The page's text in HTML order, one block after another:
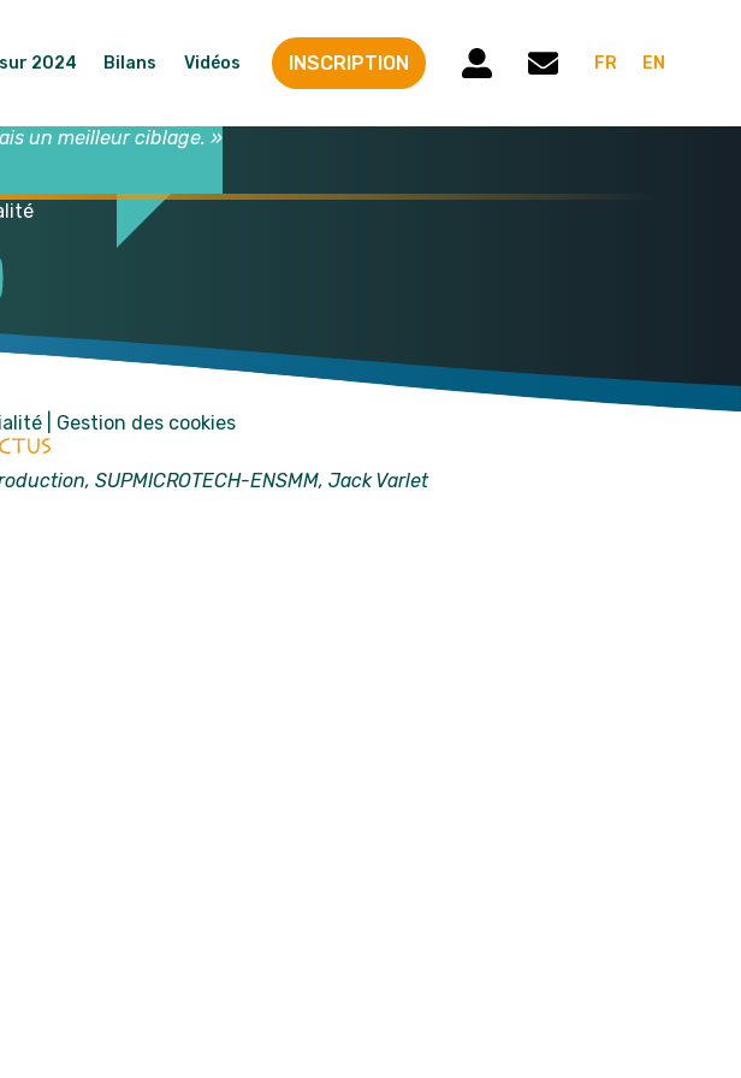
2024 Bilans Vidéos INSCRIPTION FR EN
un meilleur ciblage. »
| Gestion des cookies
SUPMICROTECH-ENSMM, Jack Varlet